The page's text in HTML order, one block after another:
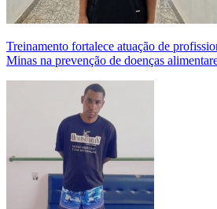
Treinamento fortalece atuação de
Minas na prevenção de doenças